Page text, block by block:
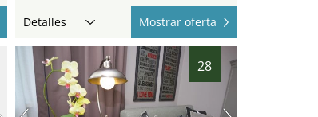
Detalles Mostrar oferta
28